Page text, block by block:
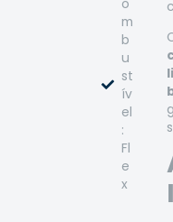
o
m
b
u
st
ív
el
:
Fl
e
x